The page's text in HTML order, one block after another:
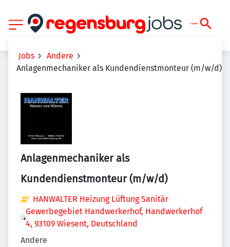
Jobs
Andere
Anlagenmechaniker als Kundendienstmonteur (m/w/d)
Anlagenmechaniker als
Kundendienstmonteur (m/w/d)
HANWALTER Heizung Lüftung Sanitär
Gewerbegebiet Handwerkerhof, Handwerkerhof
4, 93109 Wiesent, Deutschland
Andere